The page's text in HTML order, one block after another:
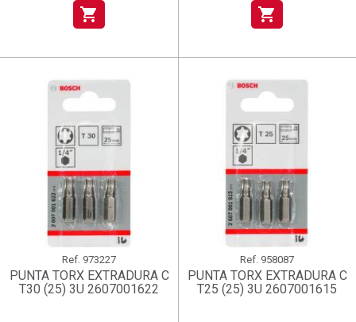
shopping_cart shopping_cart
Ref. 973227
PUNTA TORX EXTRADURA C
T30 (25) 3U 2607001622
Ref. 958087
PUNTA TORX EXTRADURA C
T25 (25) 3U 2607001615